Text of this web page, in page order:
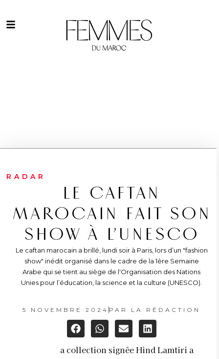
RADAR
LE CAFTAN
MAROCAIN FAIT SON
SHOW À L’UNESCO
Le caftan marocain a brillé, lundi soir à Paris, lors d’un "fashion
show" inédit organisé dans le cadre de la 1ère Semaine
Arabe qui se tient au siège de l'Organisation des Nations
Unies pour l’éducation, la science et la culture (UNESCO).
5 NOVEMBRE 2024 PAR LA RÉDACTION
a collection signée Hind Lamtiri a